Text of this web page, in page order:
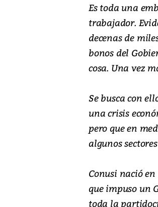
Es toda una
trabajador.
decenas de
bonos del
cosa. Una vez
Se busca con
una crisis
pero que en
algunos
Conusi nació
que impuso un
toda la